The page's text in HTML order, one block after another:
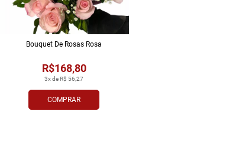
COMPRAR
3x de R$ 56,27
R$168,80
Bouquet De Rosas Rosa